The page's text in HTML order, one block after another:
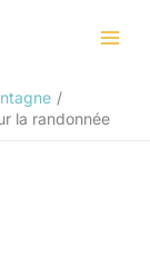
la randonnée